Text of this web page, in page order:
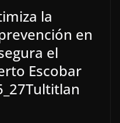
la
en
el
Escobar